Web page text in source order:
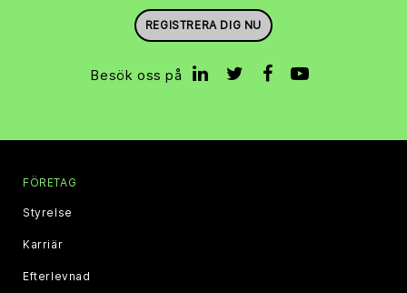
REGISTRERA DIG NU
Besök oss på
FÖRETAG
Styrelse
Karriär
Efterlevnad